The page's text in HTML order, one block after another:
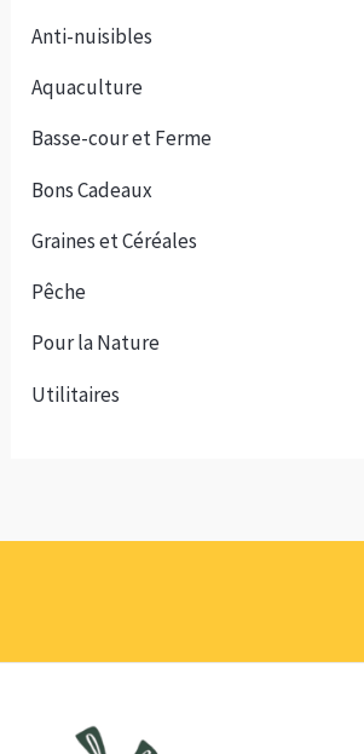
Anti-nuisibles
Aquaculture
Basse-cour et Ferme
Bons Cadeaux
Graines et Céréales
Pêche
Pour la Nature
Utilitaires